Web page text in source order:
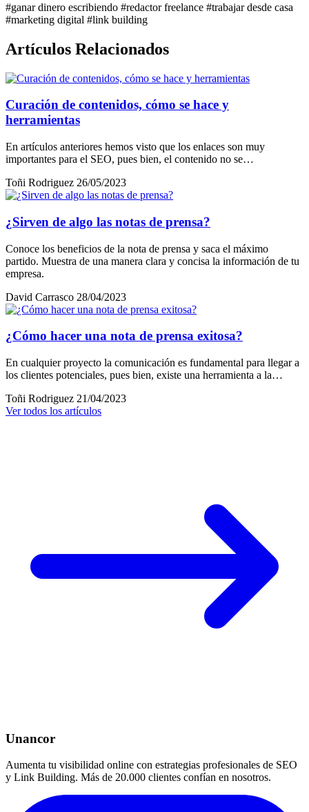
#ganar dinero escribiendo #redactor freelance #trabajar desde casa
#marketing digital #link building
Artículos Relacionados
Curación de contenidos, cómo se hace y
herramientas
En artículos anteriores hemos visto que los enlaces son muy
importantes para el SEO, pues bien, el contenido no se…
Toñi Rodriguez 26/05/2023
¿Sirven de algo las notas de prensa?
Conoce los beneficios de la nota de prensa y saca el máximo
partido. Muestra de una manera clara y concisa la información de tu
empresa.
David Carrasco 28/04/2023
¿Cómo hacer una nota de prensa exitosa?
En cualquier proyecto la comunicación es fundamental para llegar a
los clientes potenciales, pues bien, existe una herramienta a la…
Toñi Rodriguez 21/04/2023
Ver todos los artículos
Unancor
Aumenta tu visibilidad online con estrategias profesionales de SEO
y Link Building. Más de 20.000 clientes confían en nosotros.